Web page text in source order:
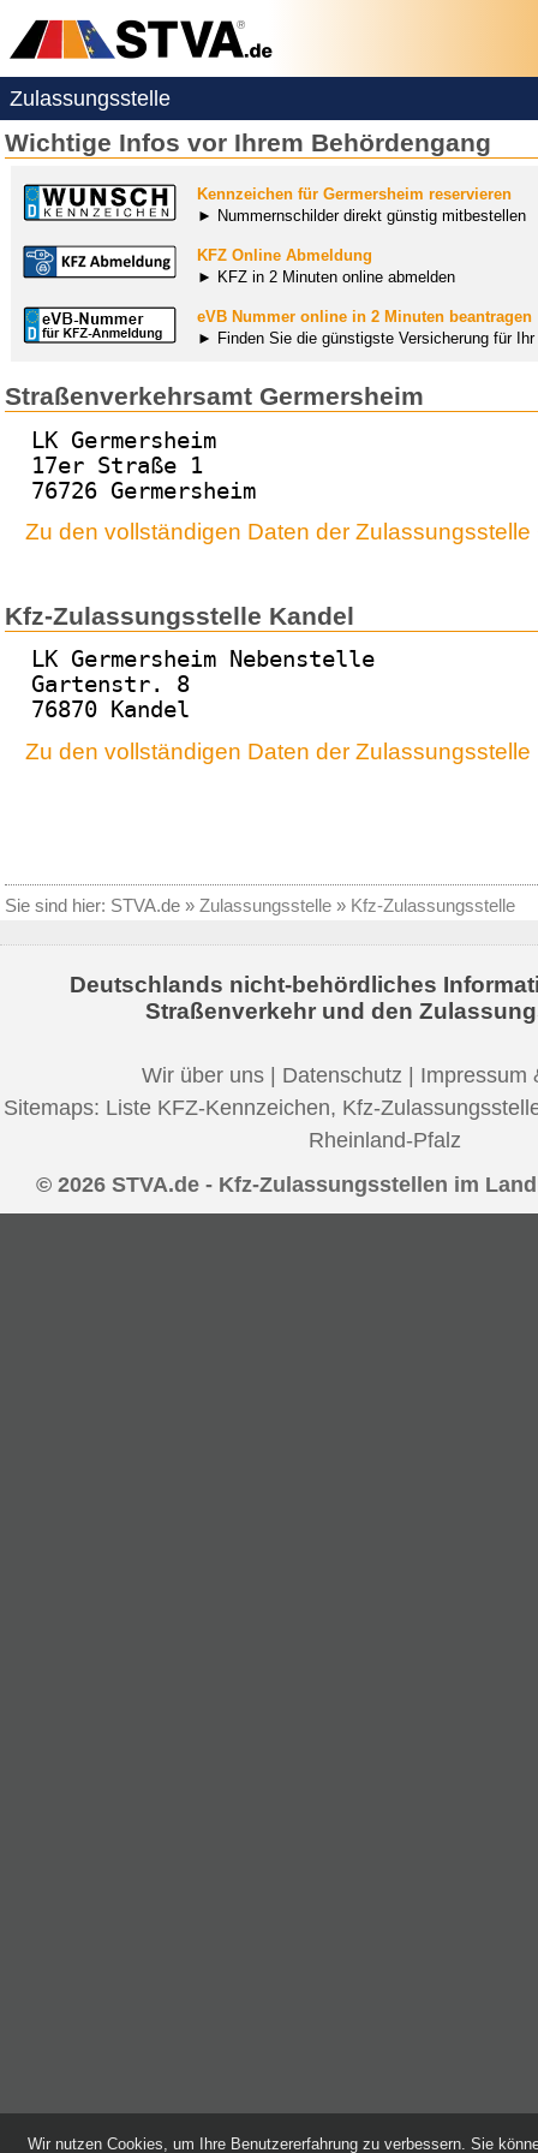
Wir nutzen Cookies, um Ihre Benutzererfahrung zu verbessern. Sie
Zulassungsstelle
Wichtige Infos vor Ihrem Behördengang
Kennzeichen für Germersheim reservieren
► Nummernschilder direkt günstig mitbestellen
KFZ Online Abmeldung
► KFZ in 2 Minuten online abmelden
eVB Nummer online in 2 Minuten beantragen
► Finden Sie die günstigste Versicherung für
Straßenverkehrsamt Germersheim
LK Germersheim
17er Straße 1
76726 Germersheim
Zu den vollständigen Daten der Zulassungsstelle
Kfz-Zulassungsstelle Kandel
LK Germersheim Nebenstelle
Gartenstr. 8
76870 Kandel
Zu den vollständigen Daten der Zulassungsstelle
Sie sind hier: STVA.de » Zulassungsstelle » Kfz-Zulassungsstelle
Deutschlands nicht-behördliches
Straßenverkehr und den
Wir über uns Datenschutz
Impressum
Sitemaps: Liste KFZ-Kennzeichen, Kfz-
Rheinland-Pfalz
© 2026 STVA.de - Kfz-Zulassungsstellen im